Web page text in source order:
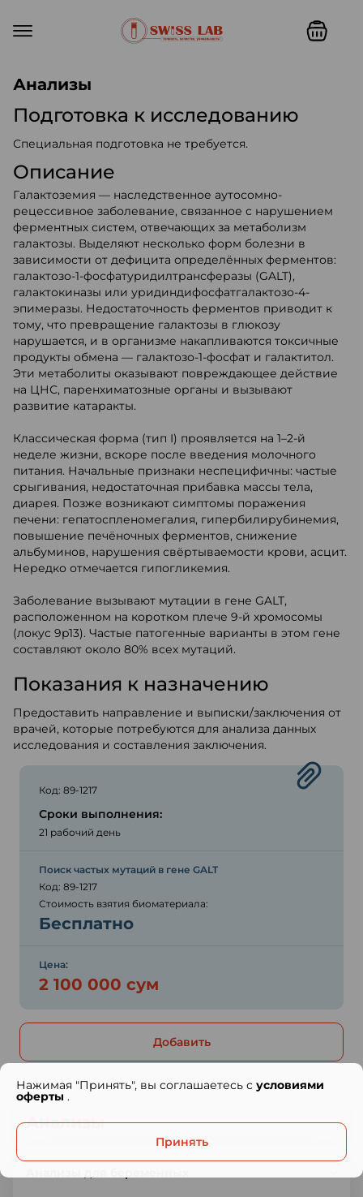
Анализы
Анализы
Подготовка к исследованию
Специальная подготовка не требуется.
Описание
Галактоземия — наследственное аутосомно-
рецессивное заболевание, связанное с нарушением
ферментных систем, отвечающих за метаболизм
галактозы. Выделяют несколько форм болезни в
зависимости от дефицита определённых ферментов:
галактозо-1-фосфатуридилтрансферазы (GALT),
галактокиназы или уридиндифосфатгалактозо-4-
эпимеразы. Недостаточность ферментов приводит к
тому, что превращение галактозы в глюкозу
нарушается, и в организме накапливаются токсичные
продукты обмена — галактозо-1-фосфат и галактитол.
Эти метаболиты оказывают повреждающее действие
на ЦНС, паренхиматозные органы и вызывают
развитие катаракты.
Классическая форма (тип I) проявляется на 1–2-й
неделе жизни, вскоре после введения молочного
питания. Начальные признаки неспецифичны: частые
срыгивания, недостаточная прибавка массы тела,
диарея. Позже возникают симптомы поражения
печени: гепатоспленомегалия, гипербилирубинемия,
повышение печёночных ферментов, снижение
альбуминов, нарушения свёртываемости крови, асцит.
Нередко отмечается гипогликемия.
Заболевание вызывают мутации в гене GALT,
расположенном на коротком плече 9-й хромосомы
(локус 9p13). Частые патогенные варианты в этом гене
составляют около 80% всех мутаций.
Показания к назначению
Предоставить направление и выписки/заключения от
врачей, которые потребуются для анализа данных
исследования и составления заключения.
Код: 89-1217
Сроки выполнения:
21 рабочий день
Поиск частых мутаций в гене GALT
Код: 89-1217
Стоимость взятия биоматериала:
Бесплатно
Цена:
2 100 000 сум
Добавить
Нажимая "Принять", вы соглашаетесь с условиями
оферты .
Принять